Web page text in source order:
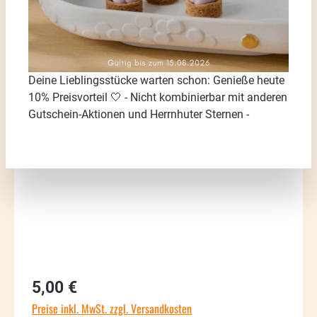
Bildergalerie überspringen
Regulärer Preis:
5,00 €
Preise inkl. MwSt. zzgl. Versandkosten
Deine Lieblingsstücke warten schon: Genieße heute
10% Preisvorteil 🤍 - Nicht kombinierbar mit anderen
Gutschein-Aktionen und Herrnhuter Sternen -